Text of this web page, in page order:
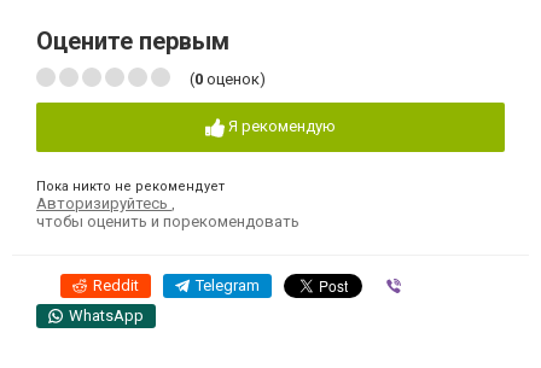
Оцените первым
(0 оценок)
Я рекомендую
Пока никто не рекомендует
Авторизируйтесь
чтобы оценить и порекомендовать
Reddit Telegram
WhatsApp